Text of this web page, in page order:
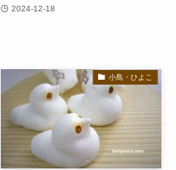
2024-12-18
小鳥・ひよこ